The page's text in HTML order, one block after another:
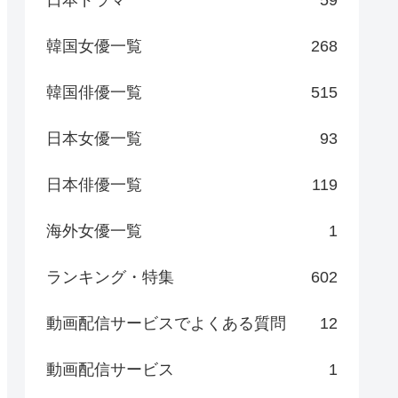
韓国女優一覧 268
韓国俳優一覧 515
日本女優一覧 93
日本俳優一覧 119
海外女優一覧 1
ランキング・特集 602
動画配信サービスでよくある質問 12
動画配信サービス 1